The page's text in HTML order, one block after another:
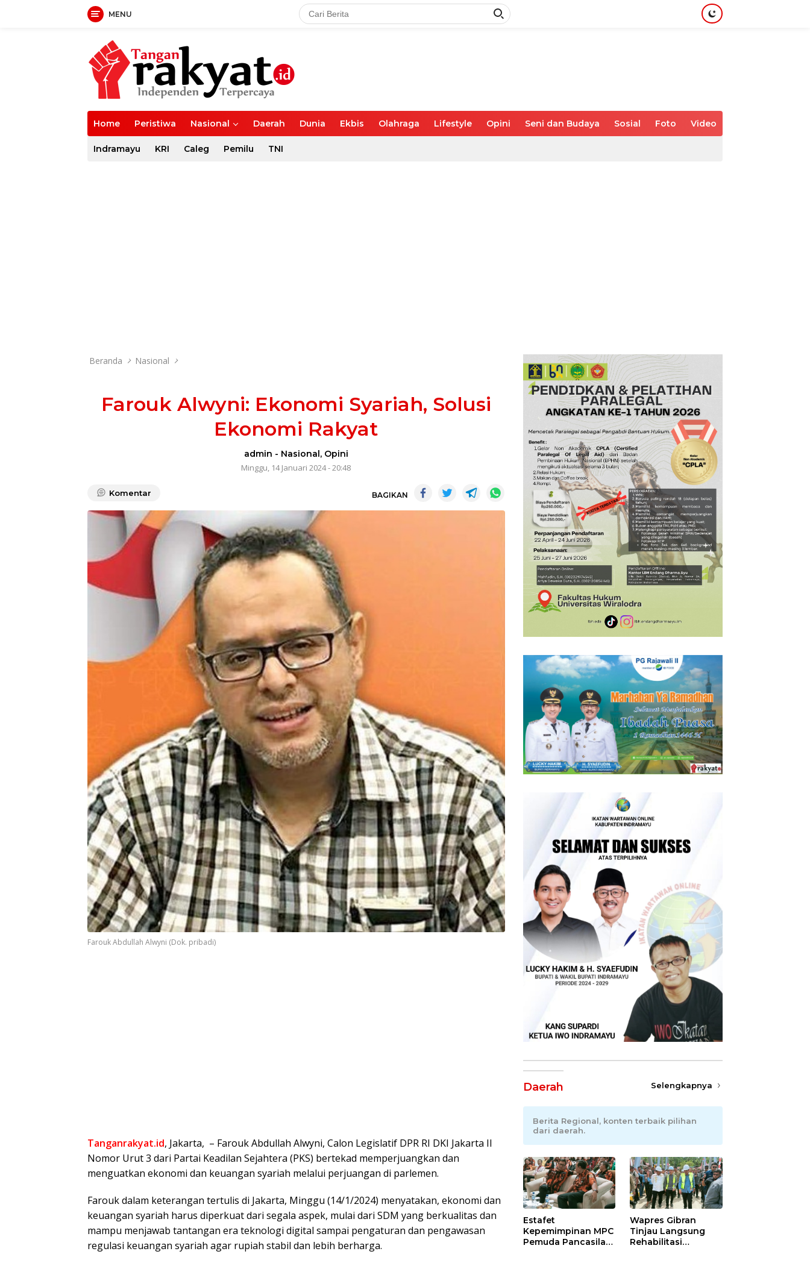
MENU
Home Peristiwa Nasional Daerah Dunia Ekbis Olahraga Lifestyle Opini Seni dan Budaya Sosial Foto Video
Indramayu KRI Caleg Pemilu TNI
Beranda Nasional
Farouk Alwyni: Ekonomi Syariah, Solusi
Ekonomi Rakyat
admin - Nasional, Opini
Minggu, 14 Januari 2024 - 20:48
Komentar BAGIKAN
Farouk Abdullah Alwyni (Dok. pribadi)
Tanganrakyat.id, Jakarta, – Farouk Abdullah Alwyni, Calon Legislatif DPR RI DKI Jakarta II
Nomor Urut 3 dari Partai Keadilan Sejahtera (PKS) bertekad memperjuangkan dan
menguatkan ekonomi dan keuangan syariah melalui perjuangan di parlemen.
Farouk dalam keterangan tertulis di Jakarta, Minggu (14/1/2024) menyatakan, ekonomi dan
keuangan syariah harus diperkuat dari segala aspek, mulai dari SDM yang berkualitas dan
mampu menjawab tantangan era teknologi digital sampai pengaturan dan pengawasan
regulasi keuangan syariah agar rupiah stabil dan lebih berharga.
Daerah Selengkapnya
Berita Regional, konten terbaik pilihan
dari daerah.
Estafet
Kepemimpinan MPC
Pemuda Pancasila
Wapres Gibran
Tinjau Langsung
Rehabilitasi